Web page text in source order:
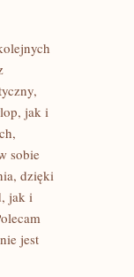
jak i
sobie
dzięki
jak i
jest